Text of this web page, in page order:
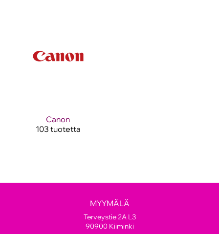
Canon
103 tuotetta
MYYMÄLÄ
Terveystie 2A L3
90900 Kiiminki